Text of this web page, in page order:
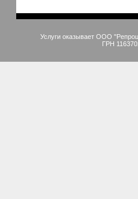
Услуги оказывает ООО
ГРН